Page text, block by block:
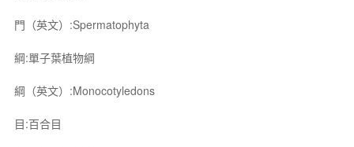
門（英文）:Spermatophyta
綱:單子葉植物綱
綱（英文）:Monocotyledons
目:百合目